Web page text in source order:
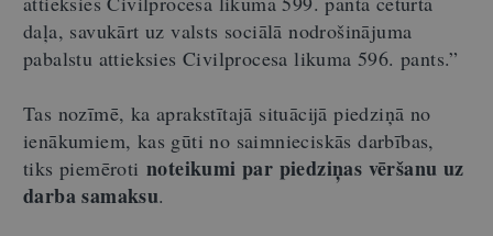
daļa, savukārt uz valsts sociālā nodrošinājuma
pabalstu attieksies Civilprocesa likuma 596. pants.”
Tas nozīmē, ka aprakstītajā situācijā piedziņā no
ienākumiem, kas gūti no saimnieciskās darbības,
tiks piemērotinoteikumi par piedziņas vēršanu uz
darba samaksu.